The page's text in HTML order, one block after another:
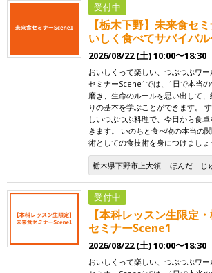
受付中
【栃木下野】未来食セ
いしく食べてサバイバ
2026/08/22 (土) 10:00〜18:30
おいしくって楽しい、つぶつぶワ
セミナーScene1では、1日で本当
磨き、生命のルールを思い出して
りの基本を学ぶことができます。
しいつぶつぶ料理で、今日から食
きます。 いのちと食べ物の本当の
術としての食技術を身につけましょ
栃木県下野市上大領 ほんだ じ
受付中
【本科レッスン生限定
セミナーScene1
2026/08/22 (土) 10:00〜18:30
おいしくって楽しい、つぶつぶワ